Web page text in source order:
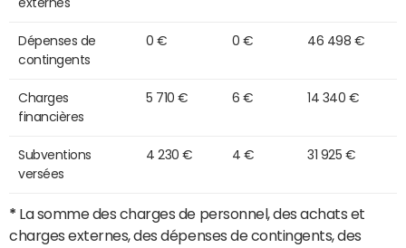
externes
Dépenses de
contingents
0 € 0 € 46 498 €
Charges
financières
5 710 € 6 € 14 340 €
Subventions
versées
4 230 € 4 € 31 925 €
* La somme des charges de personnel, des achats et
charges externes, des dépenses de contingents, des